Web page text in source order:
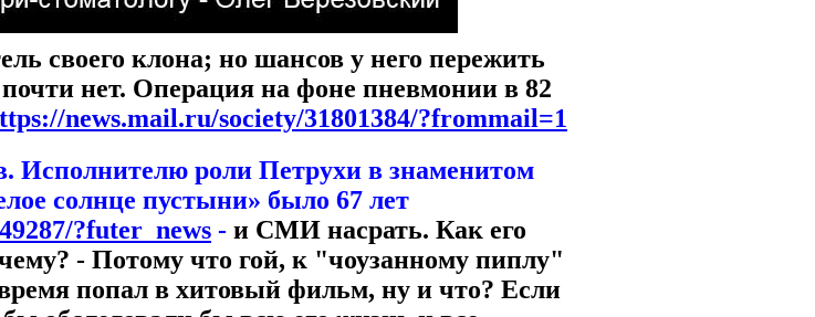
своего клона; но шансов у него пережить
нет. Операция на фоне пневмонии в 82
news.mail.ru/society/31801384/?frommail=1
Исполнителю роли Петрухи в знаменитом
солнце пустыни» было 67 лет
?futer_news - и СМИ насрать. Как его
- Потому что гой, к "чоузанному пиплу"
попал в хитовый фильм, ну и что? Если